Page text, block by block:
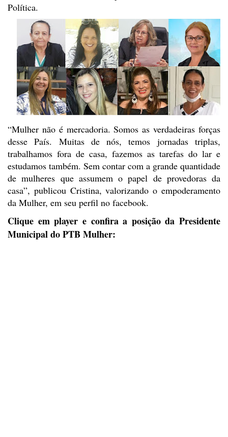
Política.
“Mulher não é mercadoria. Somos as verdadeiras forças
desse País. Muitasde nós, temos jornadas triplas,
trabalhamos fora de casa, fazemos as tarefas do lar e
estudamos também. Sem contar com a grande quantidade
de mulheres queassumem o papel de provedoras da
casa”, publicou Cristina, valorizando o empoderamento
da Mulher, em seu perfil no facebook.
Clique em player e confira a posição da Presidente
Municipal doPTB Mulher: